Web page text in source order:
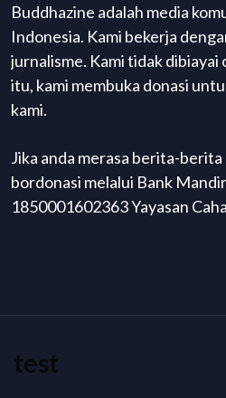
Buddhazine adalah media
Indonesia. Kami bekerja
jurnalisme. Kami tidak dibiayai
itu, kami membuka donasi
kami.
Jika anda merasa berita-
bordonasi melalui Bank
1850001602363 Yayasan
test